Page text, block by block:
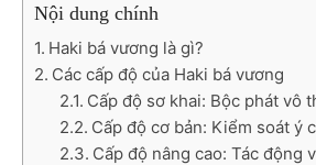
Nội dung chính
Haki bá vương là gì?
Các cấp độ của Haki bá vương
Cấp độ sơ khai: Bộc phát vô
Cấp độ cơ bản: Kiểm soát ý
Cấp độ nâng cao: Tác động